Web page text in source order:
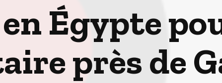
Égypte
près de